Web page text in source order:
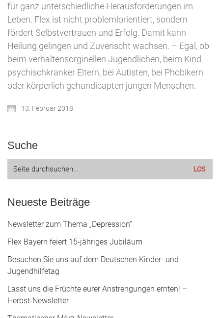
für ganz unterschiedliche Herausforderungen im
Leben. Flex ist nicht problemlorientiert, sondern
fördert Selbstvertrauen und Erfolg. Damit kann
Heilung gelingen und Zuverischt wachsen. – Egal, ob
beim verhaltensorginellen Jugendlichen, beim Kind
psychischkranker Eltern, bei Autisten, bei Phobikern
oder körperlich gehandicapten jungen Menschen.
13. Februar 2018
Suche
Suche
nach:
Neueste Beiträge
Newsletter zum Thema „Depression“
Flex Bayern feiert 15-jähriges Jubiläum
Besuchen Sie uns auf dem Deutschen Kinder- und
Jugendhilfetag
Lasst uns die Früchte eurer Anstrengungen ernten! –
Herbst-Newsletter